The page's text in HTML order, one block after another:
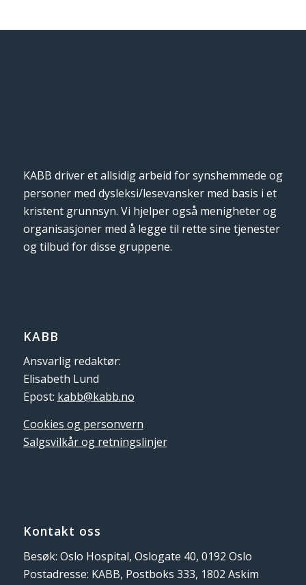
KABB driver et allsidig arbeid for synshemmede og
personer med dysleksi/lesevansker med basis i et
kristent grunnsyn. Vi hjelper også menigheter og
organisasjoner med å legge til rette sine tjenester
og tilbud for disse gruppene.
KABB
Ansvarlig redaktør:
Elisabeth Lund
Epost: kabb@kabb.no
Cookies og personvern
Salgsvilkår og retningslinjer
Kontakt oss
Besøk: Oslo Hospital, Oslogate 40, 0192 Oslo
Postadresse: KABB, Postboks 333, 1802 Askim